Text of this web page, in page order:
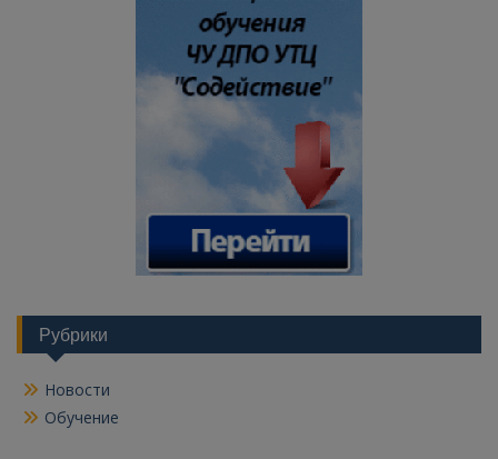
Рубрики
Новости
Обучение